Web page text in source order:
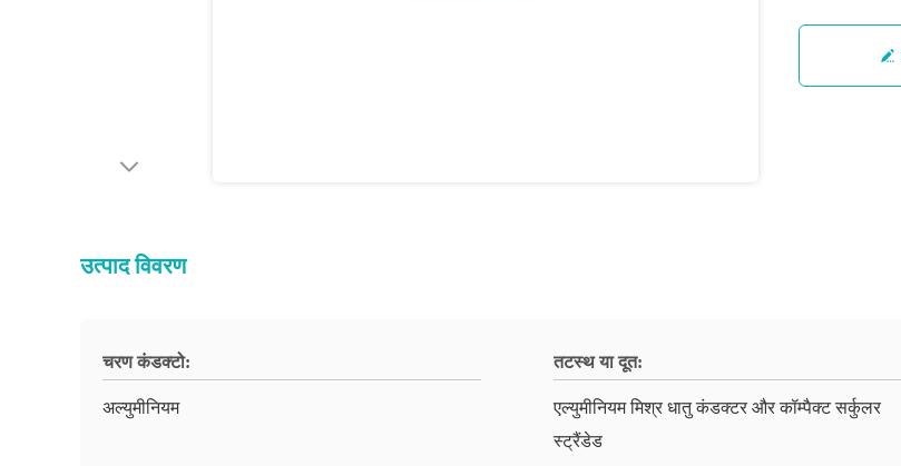
उत्पाद विवरण
चरण कंडक्टो:
अल्युमीनियम
तटस्थ या दूत:
एल्युमीनियम मिश्र धातु कंडक्टर और कॉम्पैक्ट सर्कुलर
स्ट्रैंडेड